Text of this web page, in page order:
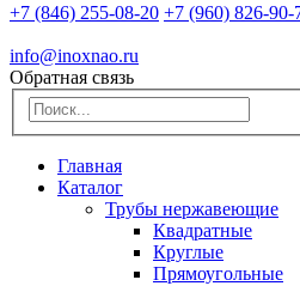
+7 (846) 255-08-20 +7 (960) 826-90-
info@inoxnao.ru
Обратная связь
Главная
Каталог
Трубы нержавеющие
Квадратные
Круглые
Прямоугольные